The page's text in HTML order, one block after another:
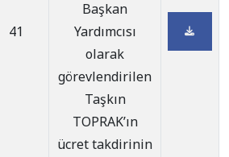
41
Başkan
Yardımcısı
olarak
görevlendirilen
Taşkın
TOPRAK’ın
ücret takdirinin